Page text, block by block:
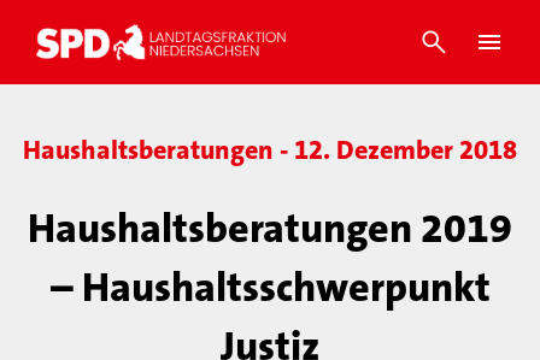
Haushaltsberatungen - 12. Dezember 2018
Haushaltsberatungen 2019
– Haushaltsschwerpunkt
Justiz